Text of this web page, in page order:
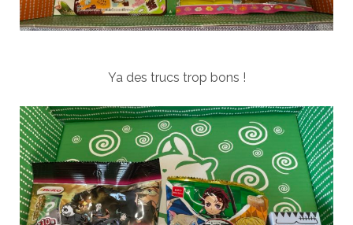
Ya des trucs trop bons !